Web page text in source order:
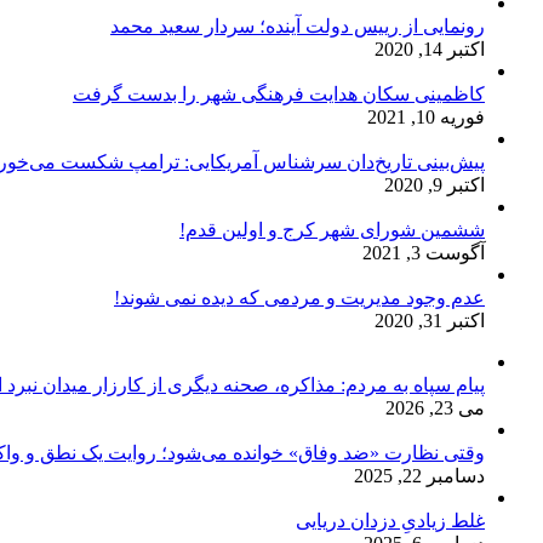
رونمایی از رییس دولت آینده؛ سردار سعید محمد
اکتبر 14, 2020
کاظمینی سکان هدایت فرهنگی شهر را بدست گرفت
فوریه 10, 2021
پیش‌بینی تاریخ‌دان سرشناس آمریکایی: ترامپ شکست
اکتبر 9, 2020
ششمین شورای شهر کرج و اولین قدم!
آگوست 3, 2021
عدم وجود مدیریت و مردمی که دیده نمی شوند!
اکتبر 31, 2020
پیام سپاه به مردم: مذاکره، صحنه دیگری از کارزار میدان
می 23, 2026
وقتی نظارت «ضد وفاق» خوانده می‌شود؛ روایت یک نطق و
دسامبر 22, 2025
غلط زیادیِ دزدان دریایی